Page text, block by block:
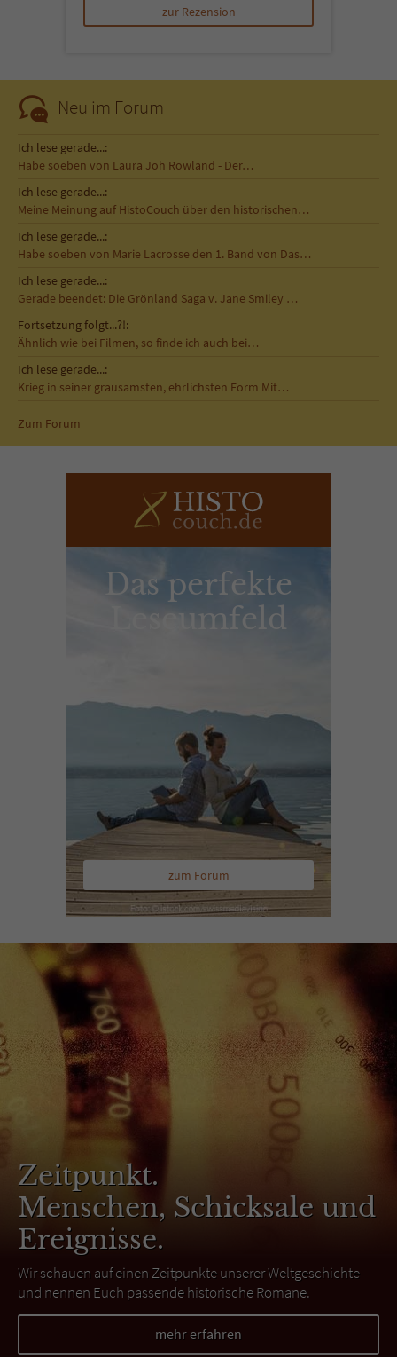
zur Rezension
Neu im Forum
Ich lese gerade...:
Habe soeben von Laura Joh Rowland - Der…
Ich lese gerade...:
Meine Meinung auf HistoCouch über den historischen…
Ich lese gerade...:
Habe soeben von Marie Lacrosse den 1. Band von Das…
Ich lese gerade...:
Gerade beendet: Die Grönland Saga v. Jane Smiley …
Fortsetzung folgt...?!:
Ähnlich wie bei Filmen, so finde ich auch bei…
Ich lese gerade...:
Krieg in seiner grausamsten, ehrlichsten Form Mit…
Zum Forum
Das perfekte
Leseumfeld
zum Forum
Zeitpunkt.
Menschen, Schicksale und
Ereignisse.
Wir schauen auf einen Zeitpunkte unserer Weltgeschichte
und nennen Euch passende historische Romane.
mehr erfahren